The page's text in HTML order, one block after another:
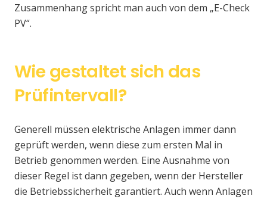
Zusammenhang spricht man auch von dem „E-Check
PV“.
Wie gestaltet sich das
Prüfintervall?
Generell müssen elektrische Anlagen immer dann
geprüft werden, wenn diese zum ersten Mal in
Betrieb genommen werden. Eine Ausnahme von
dieser Regel ist dann gegeben, wenn der Hersteller
die Betriebssicherheit garantiert. Auch wenn Anlagen